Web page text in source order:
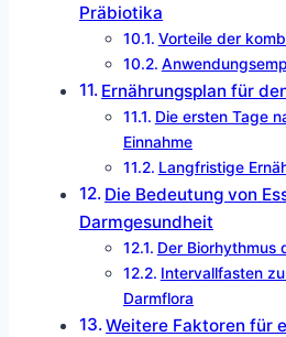
Präbiotika
Vorteile der
Ernährungsplan für
Die ersten Tage
Einnahme
Langfristige
Die Bedeutung von
Darmgesundheit
Der Biorhythmus
Intervallfasten
Darmflora
Weitere Faktoren für